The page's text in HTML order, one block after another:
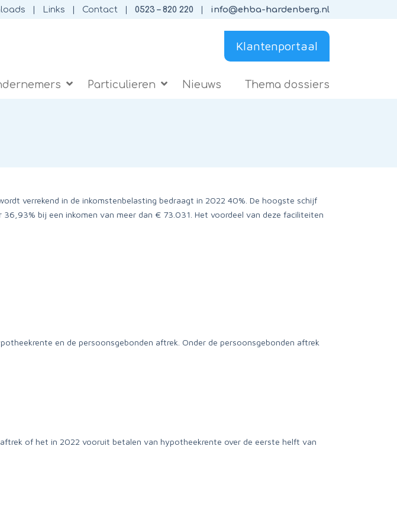
Links Contact 0523 – 820 220 info@ehba-hardenberg.nl
Klantenportaal
Particulieren Nieuws Thema dossiers
verrekend in de inkomstenbelasting bedraagt in 2022 40%. De hoogste schijf
bij een inkomen van meer dan € 73.031. Het voordeel van deze faciliteiten
en de persoonsgebonden aftrek. Onder de persoonsgebonden aftrek
of het in 2022 vooruit betalen van hypotheekrente over de eerste helft van